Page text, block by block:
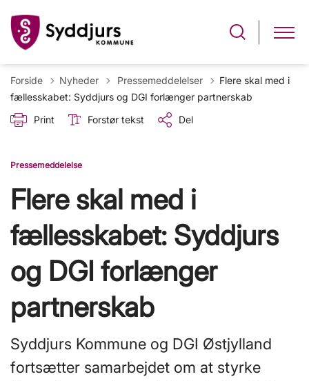
Forside Nyheder Tilbage til
Pressemeddelelser
Flere skal med i
fællesskabet: Syddjurs og DGI forlænger partnerskab
Print
Forstør tekst Del
Pressemeddelelse
Flere skal med i
fællesskabet: Syddjurs
og DGI forlænger
partnerskab
Syddjurs Kommune og DGI Østjylland
fortsætter samarbejdet om at styrke